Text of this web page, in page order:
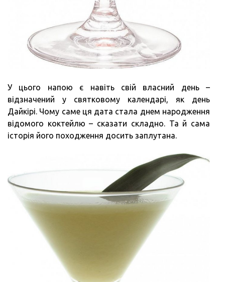
У цього напою є навіть свій власний день –
відзначений у святковому календарі, як день
Дайкірі. Чому саме ця дата стала днем ​​народження
відомого коктейлю – сказати складно. Та й сама
історія його походження досить заплутана.